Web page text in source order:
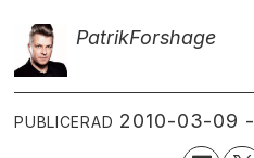
PatrikForshage
PUBLICERAD 2010-03-09